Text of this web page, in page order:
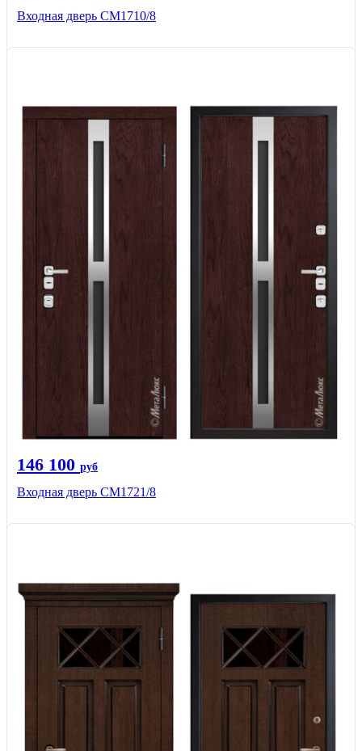
Входная дверь CМ1710/8
146 100 руб
Входная дверь СМ1721/8